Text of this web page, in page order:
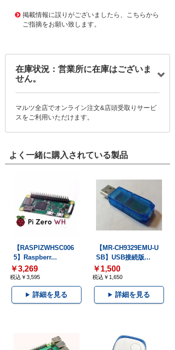
掲載情報に誤りがございましたら、こちらから
ご指摘をお願い致します。
在庫状況：営業所に在庫はございま
せん。
マルツ全店でオンライン注文&店頭受取りサービ
スをご利用いただけます。
よく一緒に購入されている製品
【RASPIZWHSC006
5】Raspberr...
￥3,269
税込￥3,595
詳細を見る
【MR-CH9329EMU-U
SB】USB接続版...
￥1,500
税込￥1,650
詳細を見る